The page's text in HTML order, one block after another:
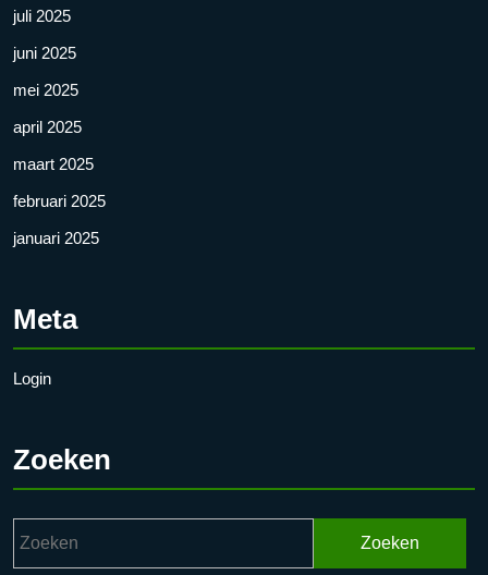
juli 2025
juni 2025
mei 2025
april 2025
maart 2025
februari 2025
januari 2025
Meta
Login
Zoeken